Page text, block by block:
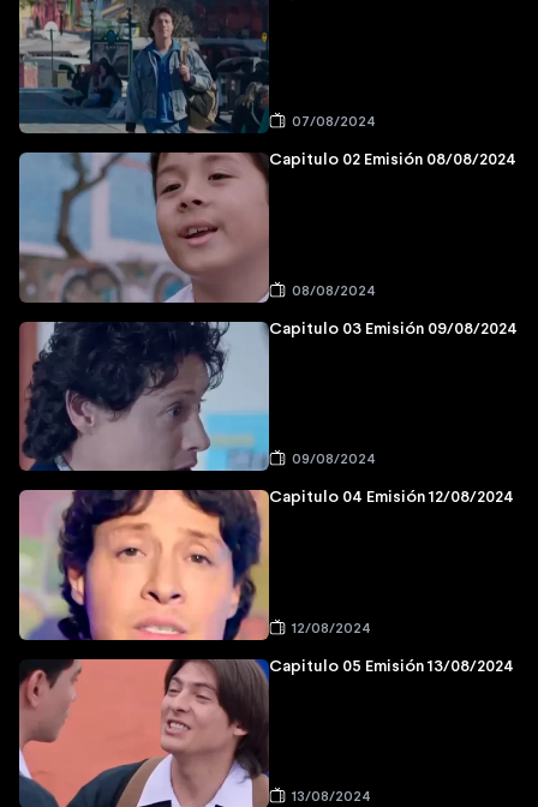
07/08/2024
Capitulo 02 Emisión 08/08/2024
08/08/2024
Capitulo 03 Emisión 09/08/2024
09/08/2024
Capitulo 04 Emisión 12/08/2024
12/08/2024
Capitulo 05 Emisión 13/08/2024
13/08/2024